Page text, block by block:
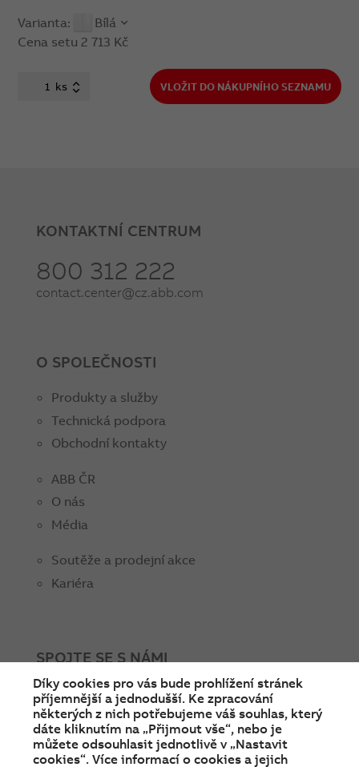
Varianta:
Bílá
Cena setu 2 713 Kč
ks VLOŽIT DO NÁKUPNÍHO SEZNAMU
KONTAKTNÍ CENTRUM
800 312 222
contact.center@cz.abb.com
O SPOLEČNOSTI
Produkty a služby
Technická podpora
Obchodní kontakty
ABB ČR
O nás
Média
Soutěže a prodejní akce
Kariéra
SPOJTE SE S NÁMI
facebookinstagramLinkedintwitteryoutube
Díky cookies pro vás bude prohlížení stránek
příjemnější a jednodušší. Ke zpracování
některých z nich potřebujeme váš souhlas, který
dáte kliknutím na „Přijmout vše“, nebo je
můžete odsouhlasit jednotlivě v „Nastavit
cookies“. Více informací o cookies a jejich